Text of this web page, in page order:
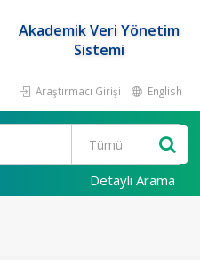
Akademik Veri Yönetim
Sistemi
Araştırmacı Girişi English
Detaylı Arama